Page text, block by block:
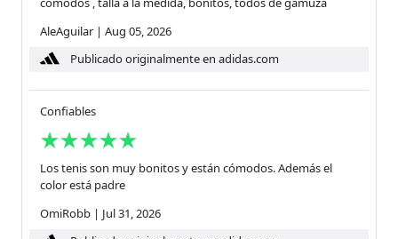
AleAguilar | Aug 05, 2026
Publicado originalmente en adidas.com
Confiables
Los tenis son muy bonitos y están cómodos. Además el
color está padre
OmiRobb | Jul 31, 2026